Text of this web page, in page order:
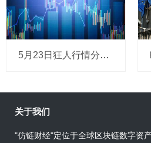
5月23日狂人行情分析：主力的阴谋，你能否一眼认出？
关于我们
"仿链财经"定位于全球区块链数字资